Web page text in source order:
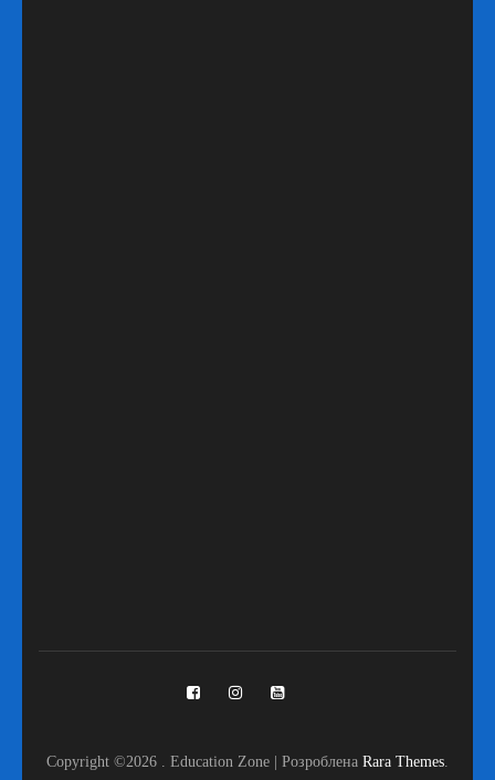
Copyright ©2026 . Education Zone | Розроблена Rara Themes.